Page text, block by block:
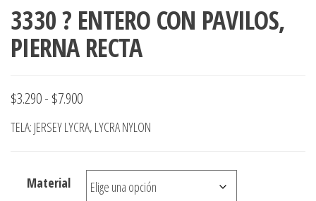
3330 ? ENTERO CON PAVILOS,
PIERNA RECTA
$3.290- $7.900Rango
de
desde
$3.290
TELA: JERSEY LYCRA, LYCRA NYLON
Material